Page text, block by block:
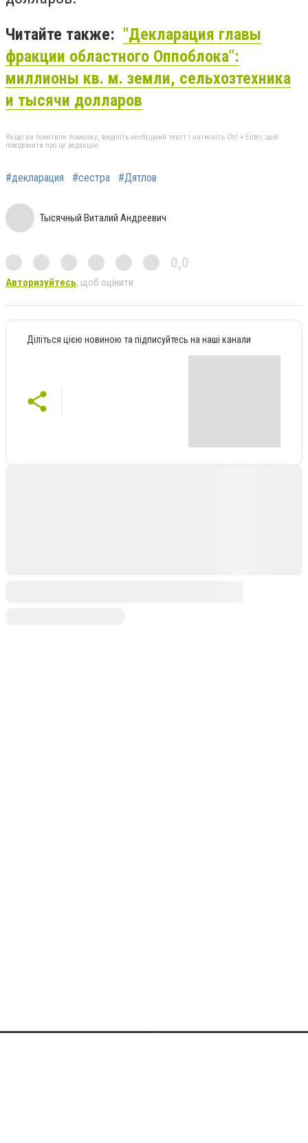
Читайте также: "Декларация главы
фракции областного Оппоблока":
миллионы кв. м. земли, сельхозтехника
и тысячи долларов
Якщо ви помітили помилку, виділіть необхідний текст і натисніть Ctrl + Enter, щоб
повідомити про це редакцію
#декларация #сестра #Дятлов
Тысячный Виталий Андреевич
0,0
Авторизуйтесь, щоб оцінити
Діліться цією новиною та підписуйтесь на наші канали